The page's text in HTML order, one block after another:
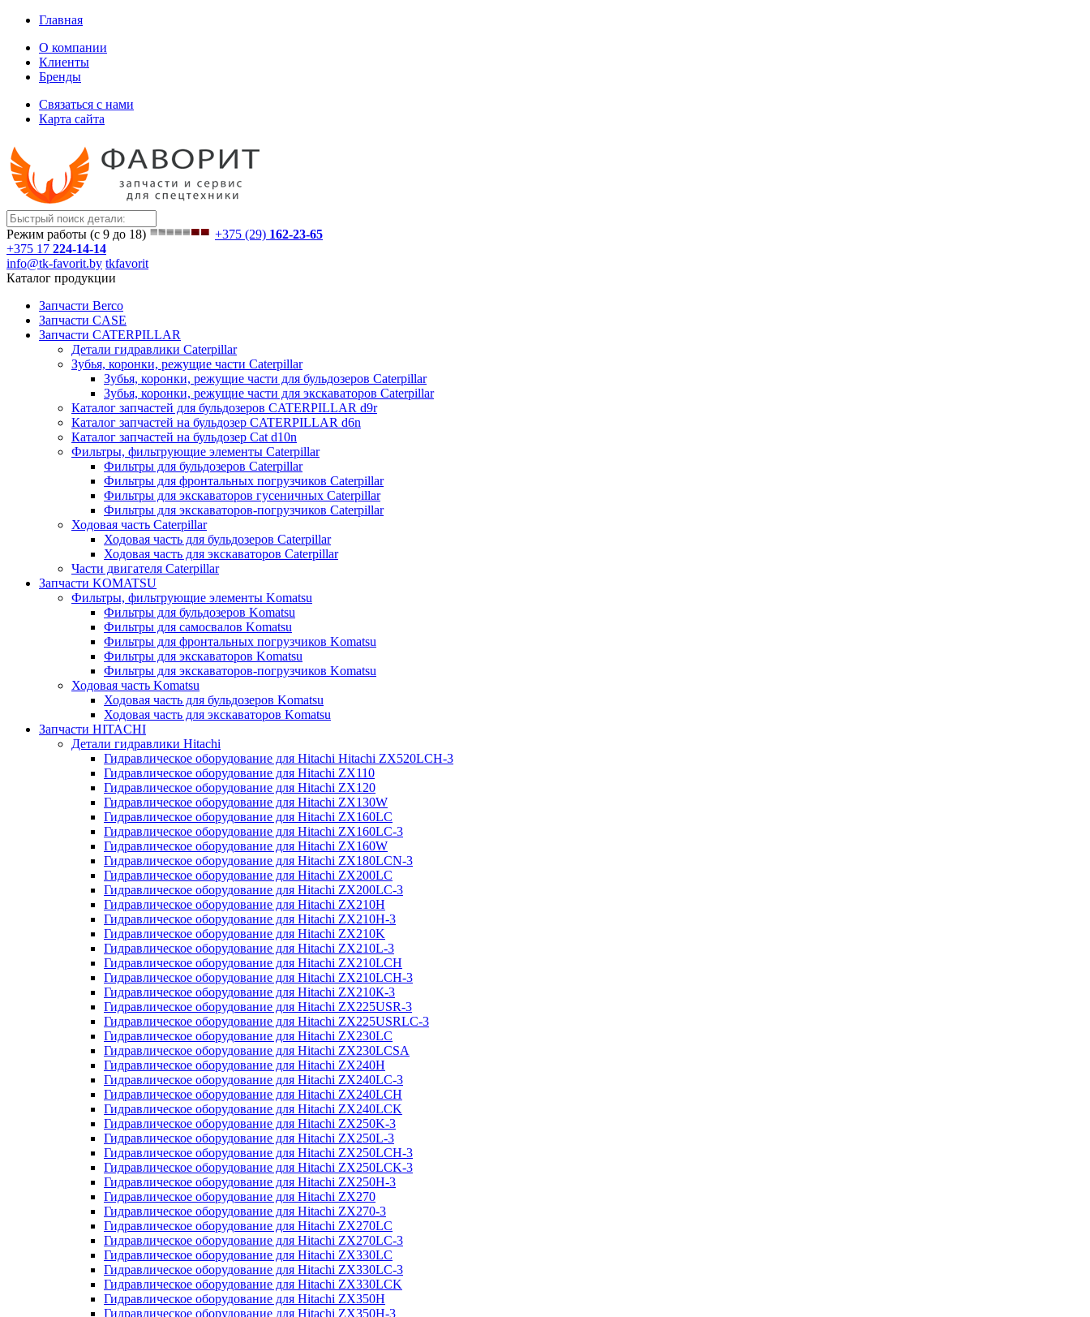
Главная
О компании
Клиенты
Бренды
Связаться с нами
Карта сайта
Режим работы (с 9 до 18) +375 (29) 162-23-65
+375 17 224-14-14
info@tk-favorit.by tkfavorit
Каталог продукции
Запчасти Berco
Запчасти CASE
Запчасти CATERPILLAR
Детали гидравлики Caterpillar
Зубья, коронки, режущие части Caterpillar
Зубья, коронки, режущие части для бульдозеров Caterpillar
Зубья, коронки, режущие части для экскаваторов Caterpillar
Каталог запчастей для бульдозеров CATERPILLAR d9r
Каталог запчастей на бульдозер CATERPILLAR d6n
Каталог запчастей на бульдозер Сat d10n
Фильтры, фильтрующие элементы Caterpillar
Фильтры для бульдозеров Caterpillar
Фильтры для фронтальных погрузчиков Caterpillar
Фильтры для экскаваторов гусеничных Caterpillar
Фильтры для экскаваторов-погрузчиков Caterpillar
Ходовая часть Caterpillar
Ходовая часть для бульдозеров Caterpillar
Ходовая часть для экскаваторов Caterpillar
Части двигателя Caterpillar
Запчасти KOMATSU
Фильтры, фильтрующие элементы Komatsu
Фильтры для бульдозеров Komatsu
Фильтры для самосвалов Komatsu
Фильтры для фронтальных погрузчиков Komatsu
Фильтры для экскаваторов Komatsu
Фильтры для экскаваторов-погрузчиков Komatsu
Ходовая часть Komatsu
Ходовая часть для бульдозеров Komatsu
Ходовая часть для экскаваторов Komatsu
Запчасти HITACHI
Детали гидравлики Hitachi
Гидравлическое оборудование для Hitachi Hitachi ZX520LCH-3
Гидравлическое оборудование для Hitachi ZX110
Гидравлическое оборудование для Hitachi ZX120
Гидравлическое оборудование для Hitachi ZX130W
Гидравлическое оборудование для Hitachi ZX160LC
Гидравлическое оборудование для Hitachi ZX160LC-3
Гидравлическое оборудование для Hitachi ZX160W
Гидравлическое оборудование для Hitachi ZX180LCN-3
Гидравлическое оборудование для Hitachi ZX200LC
Гидравлическое оборудование для Hitachi ZX200LC-3
Гидравлическое оборудование для Hitachi ZX210H
Гидравлическое оборудование для Hitachi ZX210H-3
Гидравлическое оборудование для Hitachi ZX210K
Гидравлическое оборудование для Hitachi ZX210L-3
Гидравлическое оборудование для Hitachi ZX210LCH
Гидравлическое оборудование для Hitachi ZX210LCH-3
Гидравлическое оборудование для Hitachi ZX210К-3
Гидравлическое оборудование для Hitachi ZX225USR-3
Гидравлическое оборудование для Hitachi ZX225USRLC-3
Гидравлическое оборудование для Hitachi ZX230LC
Гидравлическое оборудование для Hitachi ZX230LCSA
Гидравлическое оборудование для Hitachi ZX240H
Гидравлическое оборудование для Hitachi ZX240LC-3
Гидравлическое оборудование для Hitachi ZX240LCH
Гидравлическое оборудование для Hitachi ZX240LCK
Гидравлическое оборудование для Hitachi ZX250K-3
Гидравлическое оборудование для Hitachi ZX250L-3
Гидравлическое оборудование для Hitachi ZX250LCH-3
Гидравлическое оборудование для Hitachi ZX250LCK-3
Гидравлическое оборудование для Hitachi ZX250Н-3
Гидравлическое оборудование для Hitachi ZX270
Гидравлическое оборудование для Hitachi ZX270-3
Гидравлическое оборудование для Hitachi ZX270LC
Гидравлическое оборудование для Hitachi ZX270LC-3
Гидравлическое оборудование для Hitachi ZX330LC
Гидравлическое оборудование для Hitachi ZX330LC-3
Гидравлическое оборудование для Hitachi ZX330LCK
Гидравлическое оборудование для Hitachi ZX350H
Гидравлическое оборудование для Hitachi ZX350H-3